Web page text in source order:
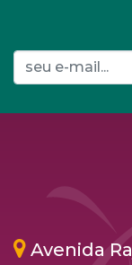
Avenida